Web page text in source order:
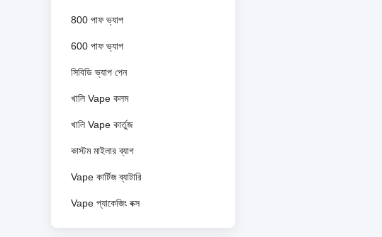
800 পাফ ভ্যাপ
600 পাফ ভ্যাপ
সিবিডি ভ্যাপ পেন
খালি Vape কলম
খালি Vape কার্তুজ
কাস্টম মাইলার ব্যাগ
Vape কার্টিজ ব্যাটারি
Vape প্যাকেজিং বক্স